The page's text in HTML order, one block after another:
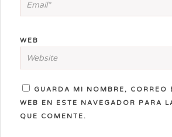
WEB
GUARDA MI NOMBRE, CORREO
WEB EN ESTE NAVEGADOR PARA
QUE COMENTE.